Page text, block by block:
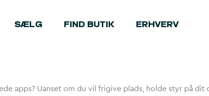
SÆLG FIND BUTIK ERHVERV
apps? Uanset om du vil frigive plads, holde styr på